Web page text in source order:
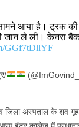
आया है। ट्रक की
जान ले ली। केनरा
GGf7tDllYF
जिला अस्पताल के शव गृह